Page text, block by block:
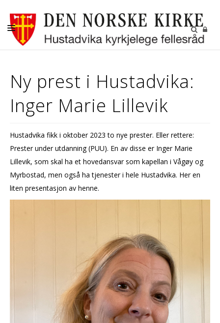
BARN OG UNGDOM
KONFIRMANT
DIGITALE FELLESSKAP
GRAVPLASSENE
LEDIGE STILLINGER
RÅDENE I HUSTADVIKA
Ny prest i Hustadvika:
Inger Marie Lillevik
Hustadvika fikk i oktober 2023 to nye prester. Eller rettere:
Prester under utdanning (PUU). En av disse er Inger Marie
Lillevik, som skal ha et hovedansvar som kapellan i Vågøy og
Myrbostad, men også ha tjenester i hele Hustadvika. Her en
liten presentasjon av henne.